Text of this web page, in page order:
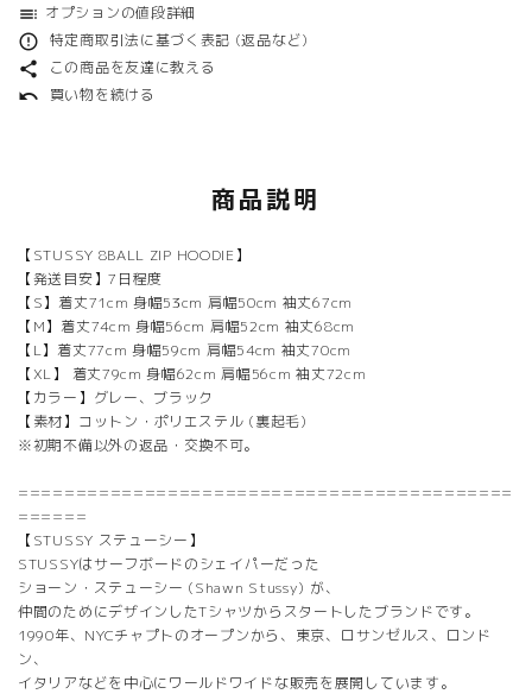
toc オプションの値段詳細
error_outline 特定商取引法に基づく表記 (返品など)
share この商品を友達に教える
undo 買い物を続ける
商品説明
【STUSSY 8BALL ZIP HOODIE】
【発送目安】7日程度
【S】着丈71cm 身幅53cm 肩幅50cm 袖丈67cm
【M】着丈74cm 身幅56cm 肩幅52cm 袖丈68cm
【L】着丈77cm 身幅59cm 肩幅54cm 袖丈70cm
【XL】 着丈79cm 身幅62cm 肩幅56cm 袖丈72cm
【カラー】グレー、ブラック
【素材】コットン・ポリエステル (裏起毛)
※初期不備以外の返品・交換不可。
===========================================
======
【STUSSY ステューシー】
STUSSYはサーフボードのシェイパーだった
ショーン・ステューシー (Shawn Stussy) が、
仲間のためにデザインしたTシャツからスタートしたブランドです。
1990年、NYCチャプトのオープンから、東京、ロサンゼルス、ロンド
ン、
イタリアなどを中心にワールドワイドな販売を展開しています。